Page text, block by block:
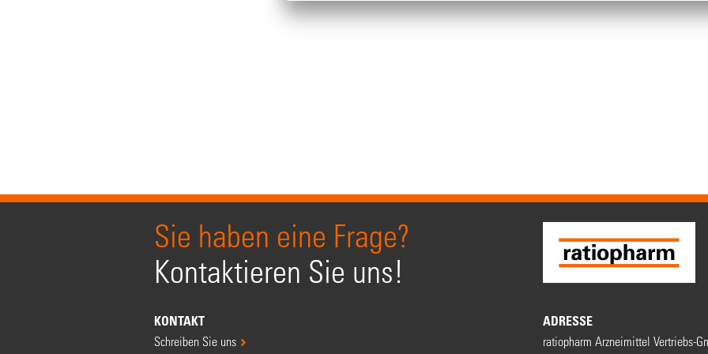
Sie haben eine Frage?
Kontaktieren Sie uns!
KONTAKT
Schreiben Sie uns
ADRESSE
ratiopharm Arzneimittel Vertriebs-